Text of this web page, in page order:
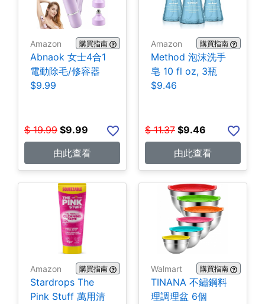
Amazon 購買指南
Abnaok 女士4合1
電動除毛/修容器
$9.99
$ 19.99 $9.99
由此查看
Amazon 購買指南
Method 泡沫洗手
皂 10 fl oz, 3瓶
$9.46
$ 11.37 $9.46
由此查看
Amazon 購買指南
Stardrops The
Pink Stuff 萬用清
Walmart 購買指南
TINANA 不鏽鋼料
理調理盆 6個